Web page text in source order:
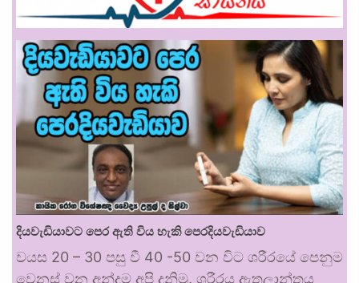
දියවැඩියාවට පෙර ඇති විය හැකි පෙරදියවැඩියාව
වයස 20 – 30 පසු වී 40 -50 වන විට ශරීරයේ පෙනුම
වෙනස් වන අන්දම අපි දනිමු. ශරීරය ඇතුලාන්තය